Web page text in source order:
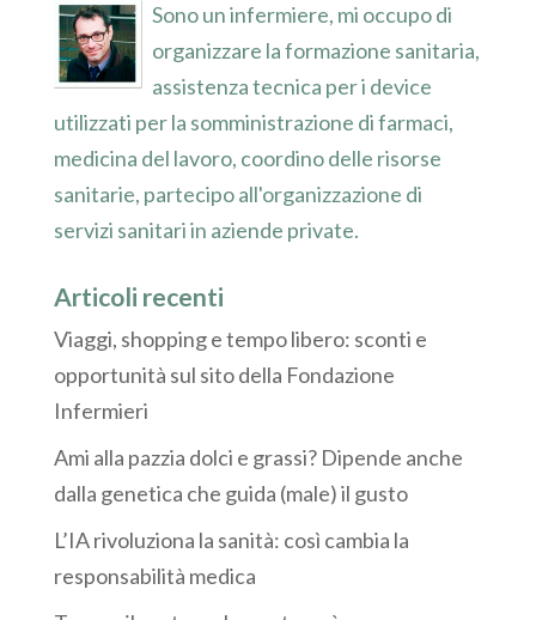
Sono un infermiere, mi occupo di
organizzare la formazione sanitaria,
assistenza tecnica per i device
utilizzati per la somministrazione di farmaci,
medicina del lavoro, coordino delle risorse
sanitarie, partecipo all'organizzazione di
servizi sanitari in aziende private.
Articoli recenti
Viaggi, shopping e tempo libero: sconti e
opportunità sul sito della Fondazione
Infermieri
Ami alla pazzia dolci e grassi? Dipende anche
dalla genetica che guida (male) il gusto
L’IA rivoluziona la sanità: così cambia la
responsabilità medica